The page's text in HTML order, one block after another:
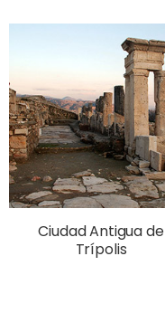
Ciudad Antigua de
Trípolis